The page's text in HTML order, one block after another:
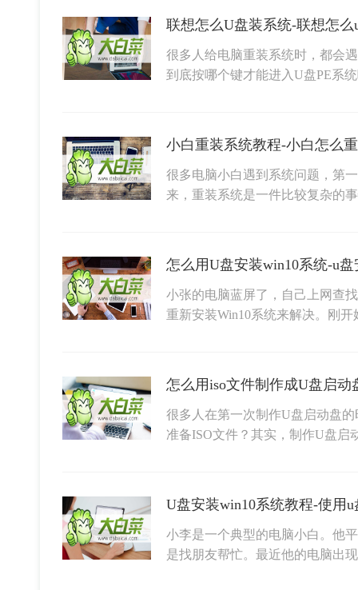
联想怎么U盘装系统-联想怎么
很多人给电脑重装系统时，都会
到底按哪个键才能进入U盘PE系
小白重装系统教程-小白怎么
很多电脑小白遇到系统问题，第
来，重装系统是一件比较复杂的
怎么用U盘安装win10系统-u
小张的电脑蓝屏了，自己上网查
重新安装Win10系统来解决。刚
怎么用iso文件制作成U盘启动
很多人在第一次制作U盘启动盘
准备ISO文件？其实，制作U盘
U盘安装win10系统教程-使用
小李是一个典型的电脑小白。他
是找朋友帮忙。最近他的电脑出